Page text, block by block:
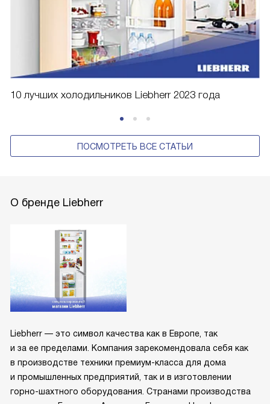
10 лучших холодильников Liebherr 2023 года
ПОСМОТРЕТЬ ВСЕ СТАТЬИ
О бренде Liebherr
Liebherr — это символ качества как в Европе, так
и за ее пределами. Компания зарекомендовала себя как
в производстве техники премиум-класса для дома
и промышленных предприятий, так и в изготовлении
горно-шахтного оборудования. Странами производства